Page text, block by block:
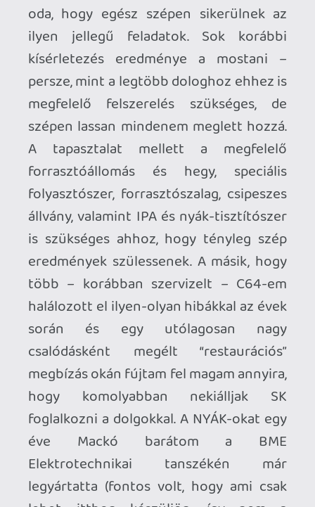
XP
A dolog odáig fajult, hogy szép lassan
elkezdtem foglalkozni a C64 lelkivilágával
is: mérnökként nem állt túlzottan távol
tőlem a mikroelektronika, a
mérőműszerek és a kapcsolódó fogalmak
ismerete, így szép lassan jópár C64-es
lapot sikerült diagnosztizálni, esetenként
pedig megjavítani. A következő
projektem ennek okán egy saját építésű
C64 lesz Sixtyclone alapokon, de ez már
egy másik történet.
A lényeg, hogy az eléggé csalódást
jelentő “restaurátor” megbízáson túltéve
szükséges alkatrészeket: a logikai